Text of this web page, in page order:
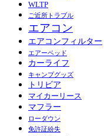
WLTP
ご近所トラブル
エアコン
エアコンフィルター
エアーベッド
カーライフ
キャンプグッズ
トリビア
マイカーリース
マフラー
ローダウン
免許証紛失